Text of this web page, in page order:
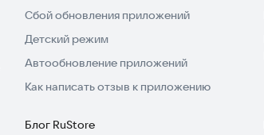
Сбой обновления приложений
Детский режим
Автообновление приложений
Как написать отзыв к приложению
Блог RuStore